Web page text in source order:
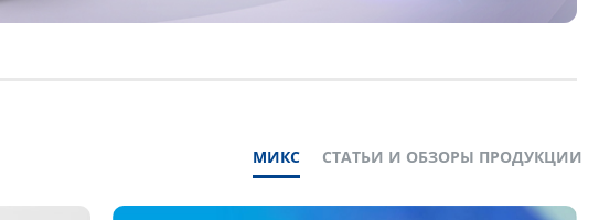
МИКС СТАТЬИ И ОБЗОРЫ ПРОДУКЦИИ